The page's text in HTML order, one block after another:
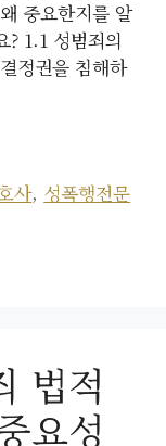
중요한지를 알
? 1.1 성범죄의
정권을 침해하
사, 성폭행전문
법적
요성